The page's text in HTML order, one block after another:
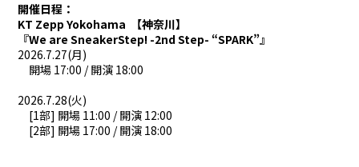
莉犬 るぅと
ころん
ジェル
騎士X - Knight X -
開催日程：
KT Zepp Yokohama 【神奈川】
『We are SneakerStep! -2nd Step- “SPARK”』
2026.7.27(月)
開場 17:00 / 開演 18:00
2026.7.28(火)
[1部] 開場 11:00 / 開演 12:00
[2部] 開場 17:00 / 開演 18:00